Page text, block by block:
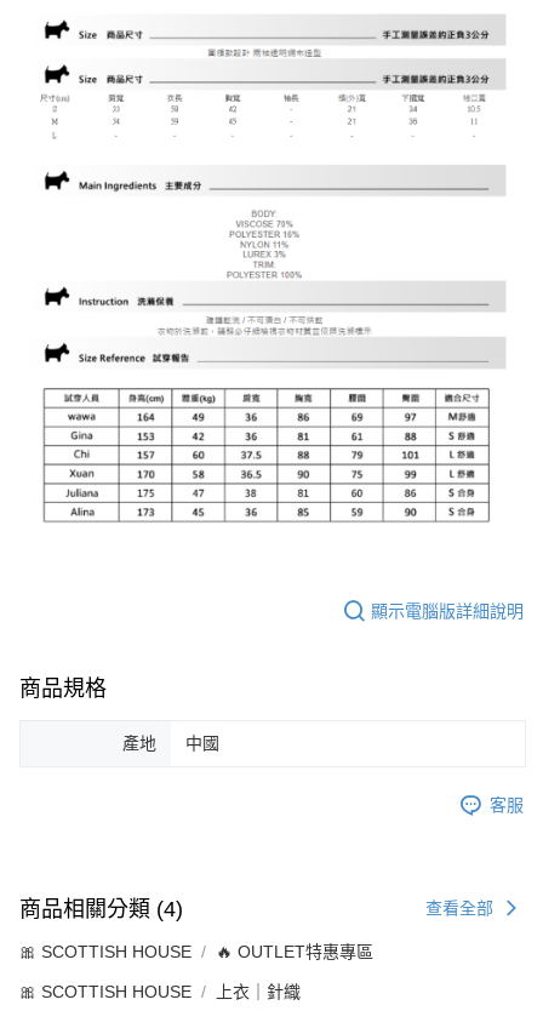
顯示電腦版詳細說明
商品規格
產地 中國
客服
商品相關分類 (4) 查看全部
🎀 SCOTTISH HOUSE 🔥 OUTLET特惠專區
🎀 SCOTTISH HOUSE 上衣｜針織